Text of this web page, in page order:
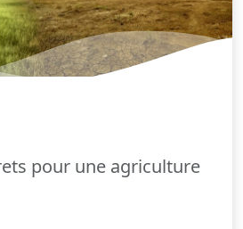
pour une agriculture